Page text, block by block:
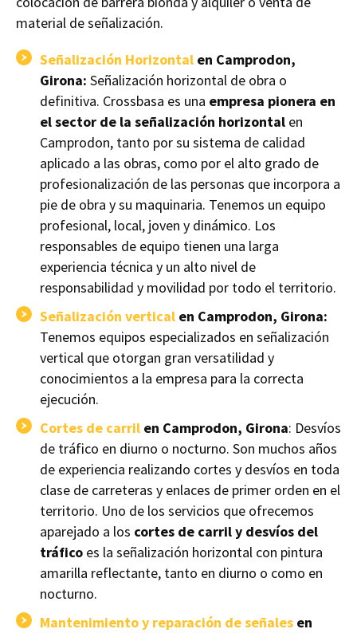
material de señalización.
Señalización Horizontal en Camprodon,
Girona: Señalización horizontal de obra o
definitiva. Crossbasa es una empresa pionera en
el sector de la señalización horizontal en
Camprodon, tanto por su sistema de calidad
aplicado a las obras, como por el alto grado de
profesionalización de las personas que incorpora a
pie de obra y su maquinaria. Tenemos un equipo
profesional, local, joven y dinámico. Los
responsables de equipo tienen una larga
experiencia técnica y un alto nivel de
responsabilidad y movilidad por todo el territorio.
Señalización vertical en Camprodon, Girona:
Tenemos equipos especializados en señalización
vertical que otorgan gran versatilidad y
conocimientos a la empresa para la correcta
ejecución.
Cortes de carril en Camprodon, Girona: Desvíos
de tráfico en diurno o nocturno. Son muchos años
de experiencia realizando cortes y desvíos en toda
clase de carreteras y enlaces de primer orden en el
territorio. Uno de los servicios que ofrecemos
aparejado a los cortes de carril y desvíos del
tráfico es la señalización horizontal con pintura
amarilla reflectante, tanto en diurno o como en
nocturno.
Mantenimiento y reparación de señales en